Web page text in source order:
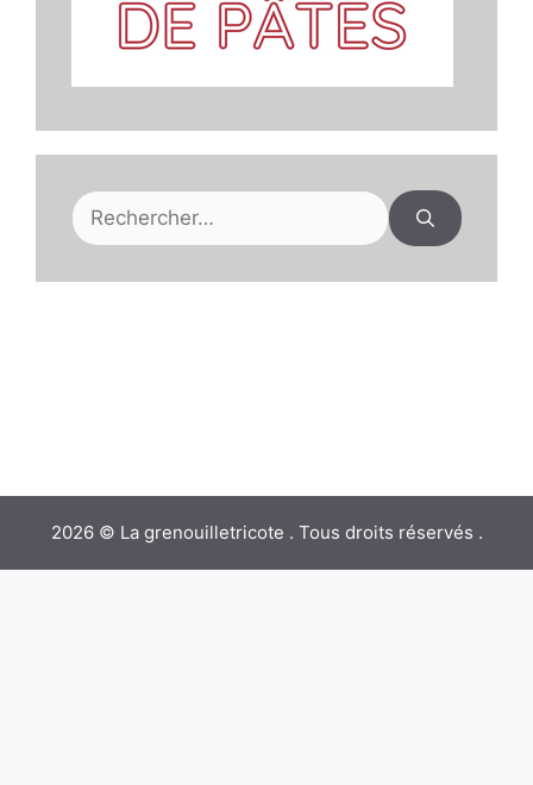
Rechercher :
2026 © La grenouilletricote . Tous droits réservés .